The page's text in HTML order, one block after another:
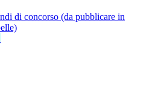
di concorso (da pubblicare in